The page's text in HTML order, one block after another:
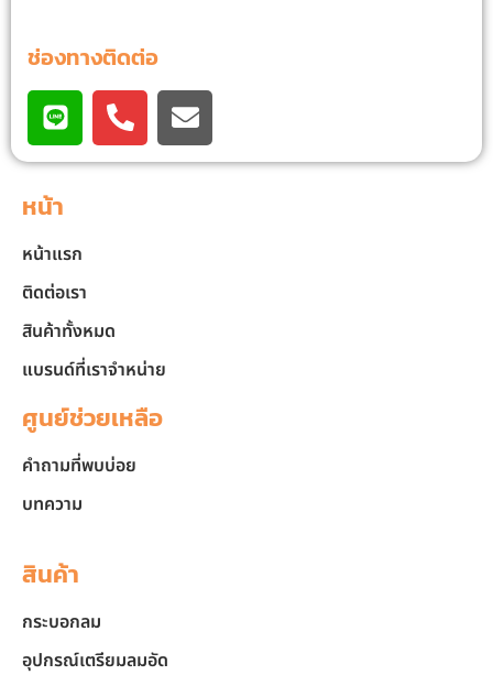
ช่องทางติดต่อ
หน้า
หน้าแรก
ติดต่อเรา
สินค้าทั้งหมด
แบรนด์ที่เราจำหน่าย
ศูนย์ช่วยเหลือ
คำถามที่พบบ่อย
บทความ
สินค้า
กระบอกลม
อุปกรณ์เตรียมลมอัด